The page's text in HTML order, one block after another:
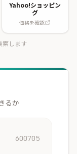
Yahoo!ショッピン
グ
価格を確認
索します
るか
600705